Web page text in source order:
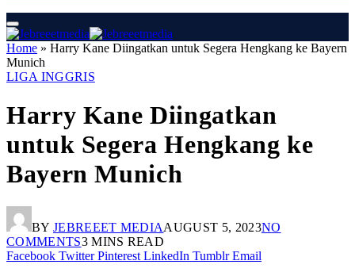
Home » Harry Kane Diingatkan untuk Segera Hengkang ke Bayern
Munich
LIGA INGGRIS
Harry Kane Diingatkan
untuk Segera Hengkang ke
Bayern Munich
BY JEBREEET MEDIAAUGUST 5, 2023NO
COMMENTS3 MINS READ
Facebook Twitter Pinterest LinkedIn Tumblr Email